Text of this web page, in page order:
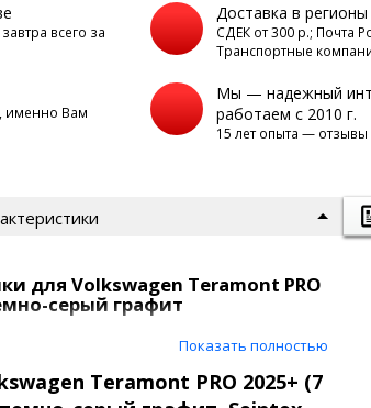
всего за
Доставка в регионы
СДЕК от 300 р.; Почта
Транспортные
именно Вам
Мы — надежный
работаем с 2010 г.
15 лет опыта — отзывы
для Volkswagen Teramont PRO
серый графит
цвет: темно-серый
| Seintex
Показать полностью
Teramont PRO 2025+ (7